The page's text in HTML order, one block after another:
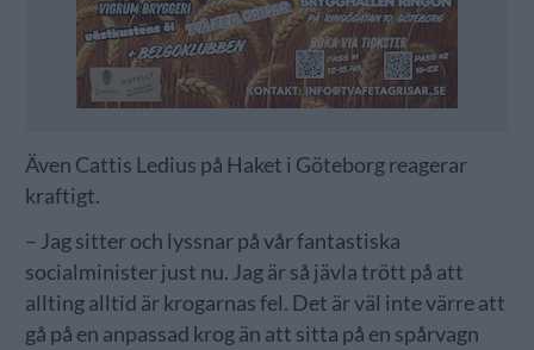
Även Cattis Ledius på Haket i Göteborg reagerar
kraftigt.
– Jag sitter och lyssnar på vår fantastiska
socialminister just nu. Jag är så jävla trött på att
allting alltid är krogarnas fel. Det är väl inte värre att
gå på en anpassad krog än att sitta på en spårvagn